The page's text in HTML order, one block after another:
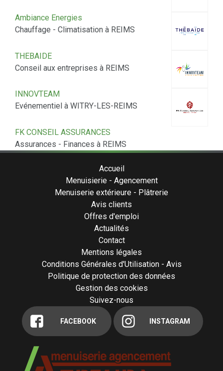
Ambiance Energies
Chauffage - Climatisation à REIMS
THEBAIDE
Conseil aux entreprises à REIMS
INNOVTEAM
Evénementiel à WITRY-LES-REIMS
FK CONSEIL ASSURANCES
Assurances - Finances à REIMS
Accueil
Menuisierie - Agencement
Menuiserie extérieure - Plâtrerie
Avis clients
Offres d'emploi
Actualités
Contact
Mentions légales
Conditions Générales d'Utilisation - Avis
Politique de protection des données
Gestion des cookies
Suivez-nous
FACEBOOK INSTAGRAM